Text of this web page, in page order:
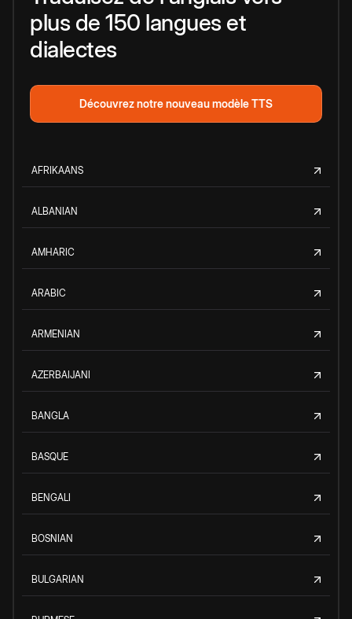
plus de 150 langues et
dialectes
Découvrez notre nouveau modèle TTS
AFRIKAANS
ALBANIAN
AMHARIC
ARABIC
ARMENIAN
AZERBAIJANI
BANGLA
BASQUE
BENGALI
BOSNIAN
BULGARIAN